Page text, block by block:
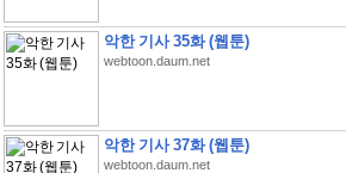
악한 기사 35화 (웹툰)
webtoon.daum.net
악한 기사 37화 (웹툰)
webtoon.daum.net